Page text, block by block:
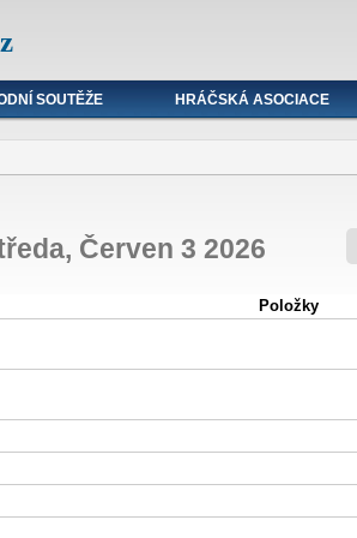
SOUTĚŽE HRÁČSKÁ ASOCIACE
Červen 3 2026
Položky